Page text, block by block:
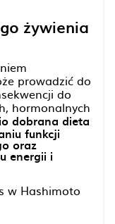
żywienia
prowadzić do
do
hormonalnych
dobrana dieta
funkcji
oraz
energii i
w Hashimoto